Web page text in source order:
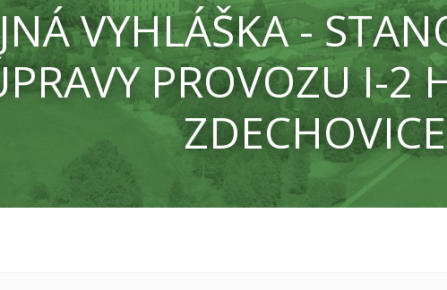
VYHLÁŠKA -
PROVOZU I-2